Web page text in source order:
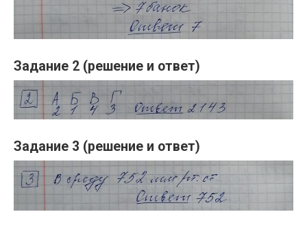
Задание 2 (решение и ответ)
Задание 3 (решение и ответ)